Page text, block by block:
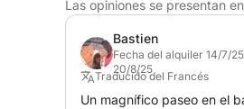
LO QUE ENCONTRARÁS
Cojines cómodos
música, plataforma de
Las opiniones se presentan
Bastien
Fecha del alquiler 14/7/
20/8/25
Traducido del Francés
Un magnífico paseo en el